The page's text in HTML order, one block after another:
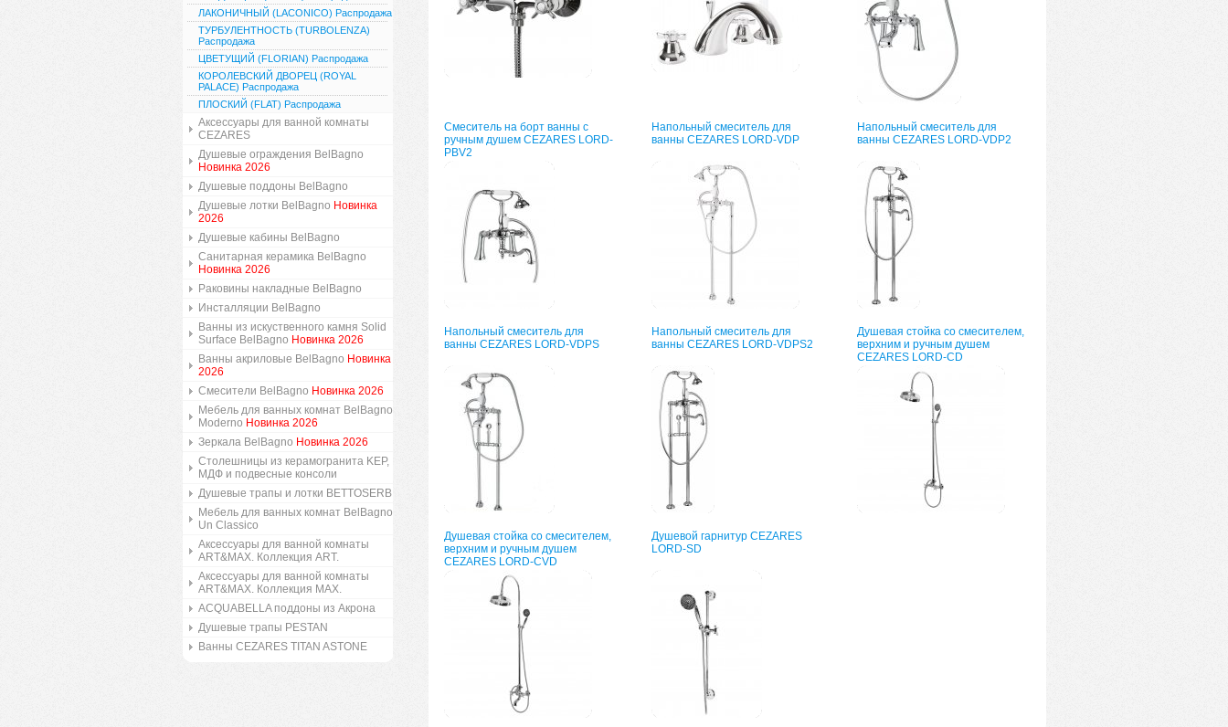
ЛАКОНИЧНЫЙ (LACONICO) Распродажа
ТУРБУЛЕНТНОСТЬ (TURBOLENZA)
Распродажа
ЦВЕТУЩИЙ (FLORIAN) Распродажа
КОРОЛЕВСКИЙ ДВОРЕЦ (ROYAL
PALACE) Распродажа
ПЛОСКИЙ (FLAT) Распродажа
Аксессуары для ванной комнаты
CEZARES
Душевые ограждения BelBagno
Новинка 2026
Душевые поддоны BelBagno
Душевые лотки BelBagno Новинка
2026
Душевые кабины BelBagno
Санитарная керамика BelBagno
Новинка 2026
Раковины накладные BelBagno
Инсталляции BelBagno
Ванны из искуственного камня Solid
Surface BelBagno Новинка 2026
Ванны акриловые BelBagno Новинка
2026
Смесители BelBagno Новинка 2026
Мебель для ванных комнат BelBagno
Moderno Новинка 2026
Зеркала BelBagno Новинка 2026
Столешницы из керамогранита KEP,
МДФ и подвесные консоли
Душевые трапы и лотки BETTOSERB
Мебель для ванных комнат BelBagno
Un Classico
Аксессуары для ванной комнаты
ART&MAX. Коллекция ART.
Аксессуары для ванной комнаты
ART&MAX. Коллекция MAX.
ACQUABELLA поддоны из Акрона
Душевые трапы PESTAN
Ванны CEZARES TITAN ASTONE
Смеситель на борт ванны с
ручным душем CEZARES LORD-
PBV2
Напольный смеситель для
ванны CEZARES LORD-VDP
Напольный смеситель для
ванны CEZARES LORD-VDP2
Напольный смеситель для
ванны CEZARES LORD-VDPS
Напольный смеситель для
ванны CEZARES LORD-VDPS2
Душевая стойка со смесителем,
верхним и ручным душем
CEZARES LORD-CD
Душевая стойка со смесителем,
верхним и ручным душем
CEZARES LORD-CVD
Душевой гарнитур CEZARES
LORD-SD